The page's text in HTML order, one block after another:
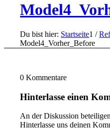
Du bist hier: Startseite1 /
Model4_Vorher_Before
0 Kommentare
Hinterlasse einen
An der Diskussion
Hinterlasse uns deinen